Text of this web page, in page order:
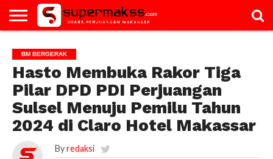
GALERI
ARTIKEL
BM
BERGERAK
PAC
PROFILE
VIDEO
BM BERGERAK
Hasto Membuka Rakor Tiga
Pilar DPD PDI Perjuangan
Sulsel Menuju Pemilu Tahun
2024 di Claro Hotel Makassar
By redaksi